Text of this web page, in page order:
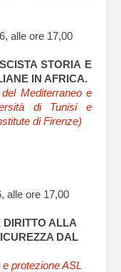
alle ore 17,00
STORIA E
IN AFRICA.
Mediterraneo e
di Tunisi e
di Firenze)
alle ore 17,00
DIRITTO ALLA
DAL
protezione ASL